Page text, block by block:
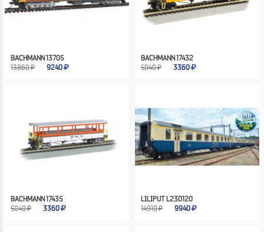
BACHMANN 13705
13860 ₽
9240
BACHMANN 17432
5040 ₽
3360
BACHMANN 17435
5040 ₽
3360
LILIPUT L230120
14910 ₽
9940